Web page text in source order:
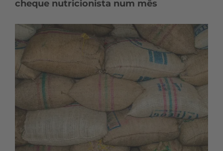
cheque nutricionista num mês